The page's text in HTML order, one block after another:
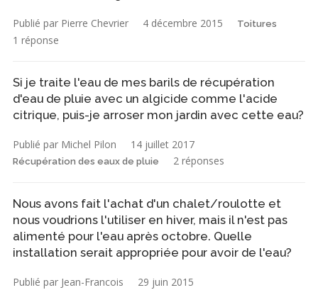
Publié par Pierre Chevrier 4 décembre 2015 Toitures
1 réponse
Si je traite l'eau de mes barils de récupération
d'eau de pluie avec un algicide comme l'acide
citrique, puis-je arroser mon jardin avec cette eau?
Publié par Michel Pilon 14 juillet 2017
Récupération des eaux de pluie 2 réponses
Nous avons fait l'achat d'un chalet/roulotte et
nous voudrions l'utiliser en hiver, mais il n'est pas
alimenté pour l'eau après octobre. Quelle
installation serait appropriée pour avoir de l'eau?
Publié par Jean-Francois 29 juin 2015